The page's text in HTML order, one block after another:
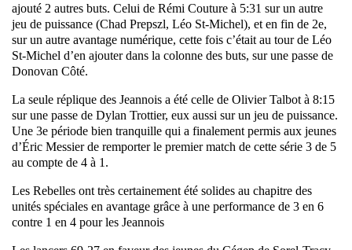
ajouté 2 autres buts. Celui de Rémi Couture à 5:31 sur un autre
jeu de puissance (Chad Prepszl, Léo St-Michel), et en fin de 2e,
sur un autre avantage numérique, cette fois c’était au tour de Léo
St-Michel d’en ajouter dans la colonne des buts, sur une passe de
Donovan Côté.
La seule réplique des Jeannois a été celle de Olivier Talbot à 8:15
sur une passe de Dylan Trottier, eux aussi sur un jeu de puissance.
Une 3e période bien tranquille qui a finalement permis aux jeunes
d’Éric Messier de remporter le premier match de cette série 3 de 5
au compte de 4 à 1.
Les Rebelles ont très certainement été solides au chapitre des
unités spéciales en avantage grâce à une performance de 3 en 6
contre 1 en 4 pour les Jeannois